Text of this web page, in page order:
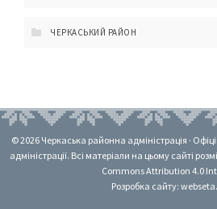
ЧЕРКАСЬКИЙ РАЙОН
© 2026 Черкаська районна адміністрація ·
адміністрації. Всі матеріали на цьому сайті
Commons Attribution 4.0
Розробка сайту: